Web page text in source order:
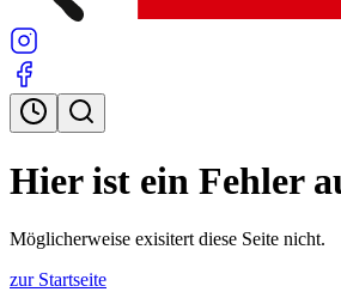
Öffnungszeiten
Suche
Hier ist ein Fehler
Möglicherweise exisitert diese Seite nicht.
zur Startseite